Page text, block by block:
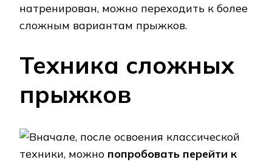
натренирован, можно переходить к более
сложным вариантам прыжков.
Техника сложных
прыжков
Вначале, после освоения классической
техники, можно попробовать перейти к